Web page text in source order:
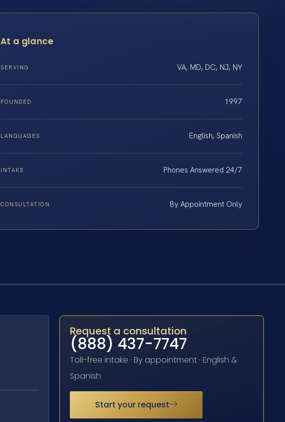
At a glance
SERVING VA, MD, DC, NJ, NY
FOUNDED 1997
LANGUAGES English, Spanish
INTAKE Phones Answered 24/7
CONSULTATION By Appointment Only
Request a consultation
(888) 437-7747
Toll-free intake · By appointment · English &
Spanish
Start your request